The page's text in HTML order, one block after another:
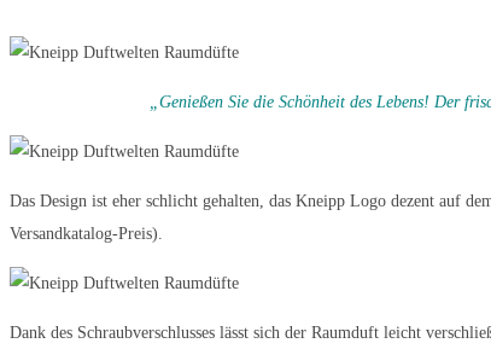
„Genießen Sie die Schönheit des Lebens! Der
Das Design ist eher schlicht gehalten, das Kneipp Logo dezent auf
Versandkatalog-Preis).
Dank des Schraubverschlusses lässt sich der Raumduft leicht